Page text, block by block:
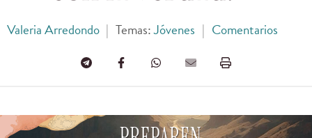
Valeria Arredondo | Temas:Jóvenes | Comentarios